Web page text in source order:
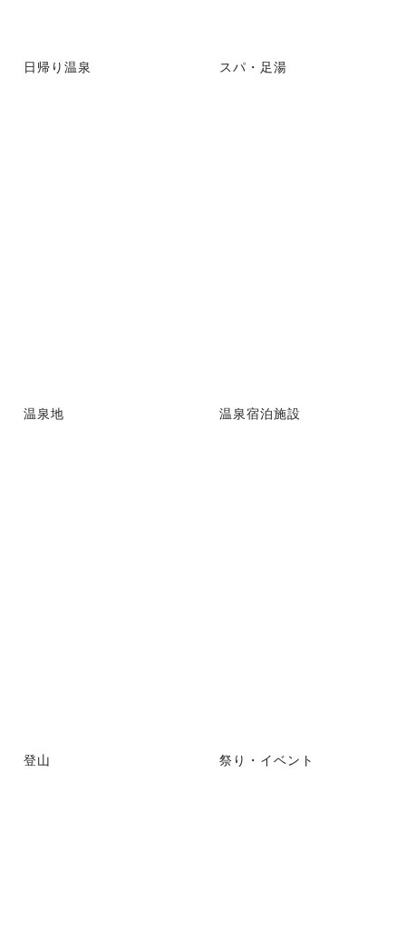
日帰り温泉 スパ・足湯
温泉地 温泉宿泊施設
登山 祭り・イベント